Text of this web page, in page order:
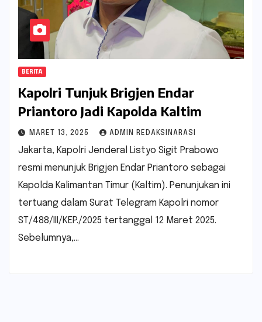
BERITA
Kapolri Tunjuk Brigjen Endar
Priantoro Jadi Kapolda Kaltim
MARET 13, 2025 ADMIN REDAKSINARASI
Jakarta, Kapolri Jenderal Listyo Sigit Prabowo
resmi menunjuk Brigjen Endar Priantoro sebagai
Kapolda Kalimantan Timur (Kaltim). Penunjukan ini
tertuang dalam Surat Telegram Kapolri nomor
ST/488/III/KEP./2025 tertanggal 12 Maret 2025.
Sebelumnya,…